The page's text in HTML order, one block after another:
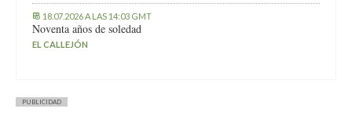
18.07.2026 A LAS 14:03 GMT
Noventa años de soledad
EL CALLEJÓN
PUBLICIDAD